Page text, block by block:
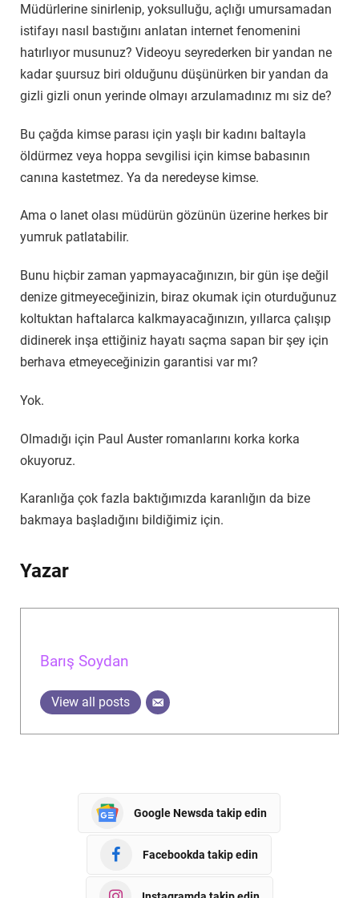
Müdürlerine sinirlenip, yoksulluğu, açlığı umursamadan
istifayı nasıl bastığını anlatan internet fenomenini
hatırlıyor musunuz? Videoyu seyrederken bir yandan ne
kadar şuursuz biri olduğunu düşünürken bir yandan da
gizli gizli onun yerinde olmayı arzulamadınız mı siz de?
Bu çağda kimse parası için yaşlı bir kadını baltayla
öldürmez veya hoppa sevgilisi için kimse babasının
canına kastetmez. Ya da neredeyse kimse.
Ama o lanet olası müdürün gözünün üzerine herkes bir
yumruk patlatabilir.
Bunu hiçbir zaman yapmayacağınızın, bir gün işe değil
denize gitmeyeceğinizin, biraz okumak için oturduğunuz
koltuktan haftalarca kalkmayacağınızın, yıllarca çalışıp
didinerek inşa ettiğiniz hayatı saçma sapan bir şey için
berhava etmeyeceğinizin garantisi var mı?
Yok.
Olmadığı için Paul Auster romanlarını korka korka
okuyoruz.
Karanlığa çok fazla baktığımızda karanlığın da bize
bakmaya başladığını bildiğimiz için.
Yazar
Barış Soydan
View all posts
Google Newsda takip edin
Facebookda takip edin